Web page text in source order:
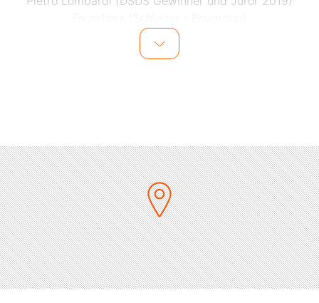
Vincent Gross
Melanie Müller (Dschungelkönigin)
Tickets:
Early Bird Tickets (bis 15.01.2019) – 20 € zzgl.
Gebühren
Vorverkauf: 25 € zzgl. Gebühren
Abendkasse: 29€
VIP-Tickets:
- Eigener VIP Bereich